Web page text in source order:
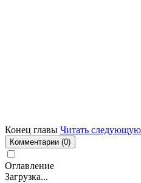
Конец главы Читать следующую
Комментарии (0)
Оглавление
Загрузка...